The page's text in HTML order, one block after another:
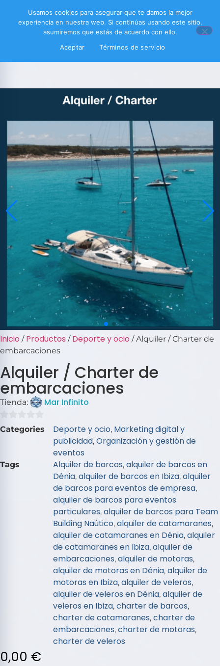
Inicio / Productos / Deporte y ocio / Alquiler / Charter de
embarcaciones
Alquiler / Charter de
embarcaciones
Tienda: Mar Infinito
0
Categories Deporte y ocio, Marketing digital y
publicidad, Organización y gestión de
eventos
Tags Alquiler de barcos, alquiler de barcos en
Dénia, alquiler de barcos en Ibiza, alquiler
de barcos para eventos de empresa,
alquiler de barcos para eventos
particulares, alquiler de barcos para Team
Building Naútico, alquiler de catamaranes,
alquiler de catamaranes en Dénia, alquiler
de catamaranes en Ibiza, alquiler de
embarcaciones, alquiler de motoras,
alquiler de motoras en Dénia, alquiler de
motoras en Ibiza, alquiler de veleros,
alquiler de veleros en Dénia, alquiler de
veleros en Ibiza, charter de barcos,
charter de catamaranes, charter de
embarcaciones, charter de motoras,
charter de veleros
0,00 €
Usamos cookies para asegurar que te damos la mejor
experiencia en nuestra web. Si continúas usando este sitio,
asumiremos que estás de acuerdo con ello.
Aceptar
Términos de servicio